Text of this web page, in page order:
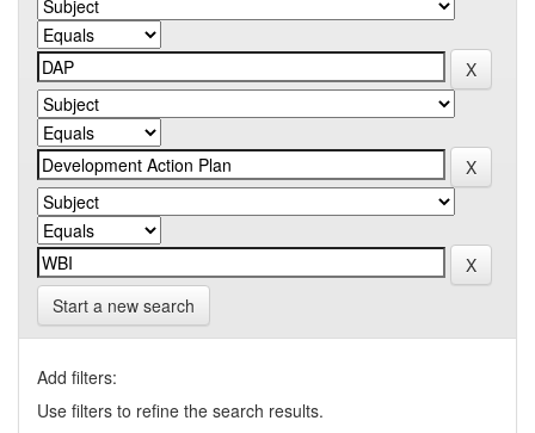
Start a new search
Add filters:
Use filters to refine the search results.